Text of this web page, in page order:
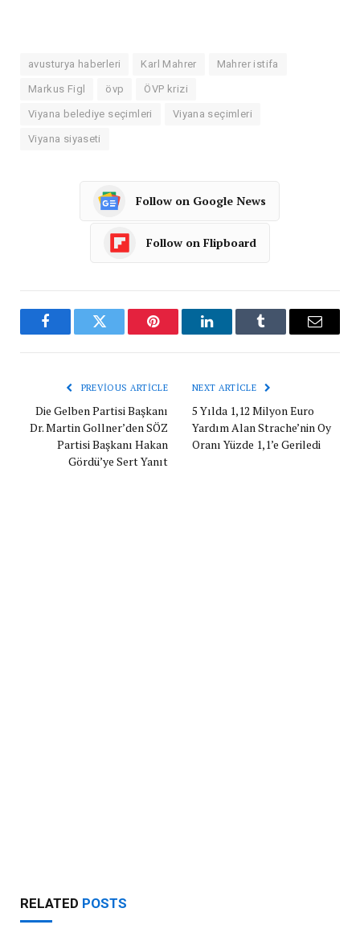
avusturya haberleri Karl Mahrer Mahrer istifa
Markus Figl övp ÖVP krizi
Viyana belediye seçimleri Viyana seçimleri
Viyana siyaseti
Follow on Google News
Follow on Flipboard
FacebookTwitter Pinterest LinkedInTumblr Email
PREVIOUS ARTICLE
Die Gelben Partisi Başkanı
Dr. Martin Gollner’den SÖZ
Partisi Başkanı Hakan
Gördü’ye Sert Yanıt
NEXT ARTICLE
5 Yılda 1,12 Milyon Euro
Yardım Alan Strache’nin Oy
Oranı Yüzde 1,1’e Geriledi
RELATED POSTS